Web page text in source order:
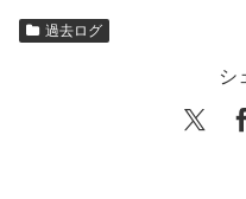
過去ログ
シ